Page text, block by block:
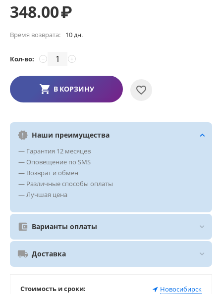
348.00₽
Время возврата: 10 дн.
Кол-во: +
−
В КОРЗИНУ
Наши преимущества
— Гарантия 12 месяцев
— Оповещение по SMS
— Возврат и обмен
— Различные способы оплаты
— Лучшая цена
Варианты оплаты
Доставка
Стоимость и сроки: Новосибирск